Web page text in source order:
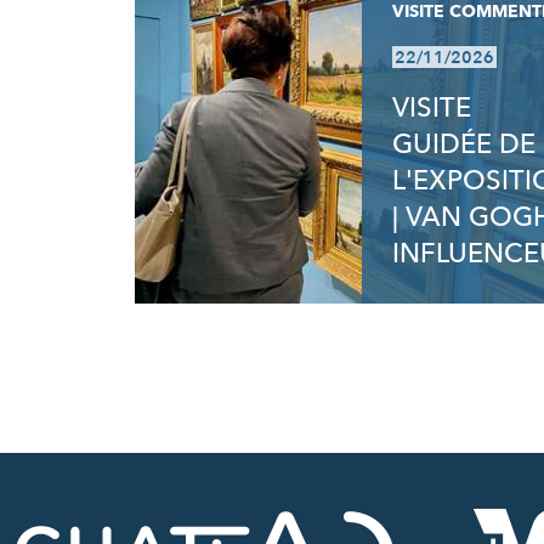
VISITE
22/11/2026
VISITE
GUIDÉE DE
| VAN